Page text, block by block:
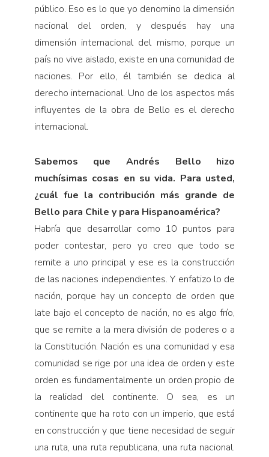
público. Eso es lo que yo denomino la dimensión
nacional del orden, y después hay una
dimensión internacional del mismo, porque un
país no vive aislado, existe en una comunidad de
naciones. Por ello, él también se dedica al
derecho internacional. Uno de los aspectos más
influyentes de la obra de Bello es el derecho
internacional.
Sabemos que Andrés Bello hizo
muchísimas cosas en su vida. Para usted,
¿cuál fue la contribución más grande de
Bello para Chile y para Hispanoamérica?
Habría que desarrollar como 10 puntos para
poder contestar, pero yo creo que todo se
remite a uno principal y ese es la construcción
de las naciones independientes. Y enfatizo lo de
nación, porque hay un concepto de orden que
late bajo el concepto de nación, no es algo frío,
que se remite a la mera división de poderes o a
la Constitución. Nación es una comunidad y esa
comunidad se rige por una idea de orden y este
orden es fundamentalmente un orden propio de
la realidad del continente. O sea, es un
continente que ha roto con un imperio, que está
en construcción y que tiene necesidad de seguir
una ruta, una ruta republicana, una ruta nacional.